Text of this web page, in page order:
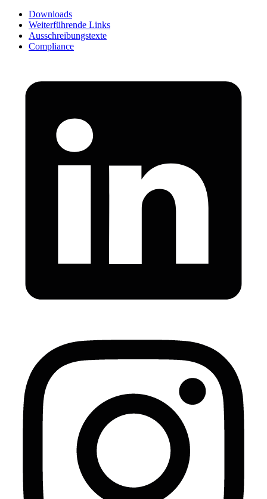
Downloads
Weiterführende Links
Ausschreibungstexte
Compliance